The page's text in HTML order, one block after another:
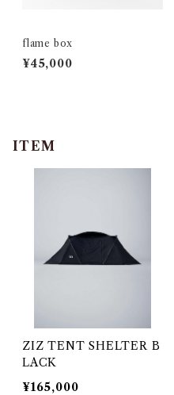
flame box
¥45,000
ITEM
ZIZ TENT SHELTER B
LACK
¥165,000